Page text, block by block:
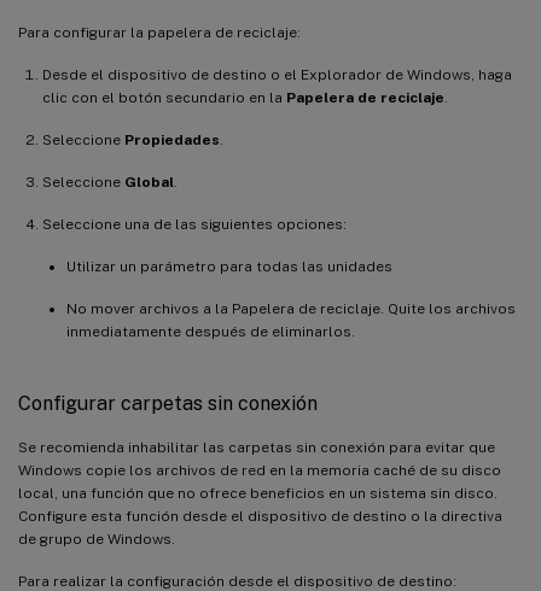
Para configurar la papelera de reciclaje:
Desde el dispositivo de destino o el Explorador de Windows, haga
clic con el botón secundario en la Papelera de reciclaje
Seleccione Propiedades
Seleccione Global
Seleccione una de las siguientes opciones:
Utilizar un parámetro para todas las unidades
No mover archivos a la Papelera de reciclaje. Quite los archivos
inmediatamente después de eliminarlos.
Configurar carpetas sin conexión
Se recomienda inhabilitar las carpetas sin conexión para evitar que
Windows copie los archivos de red en la memoria caché de su disco
local, una función que no ofrece beneficios en un sistema sin disco.
Configure esta función desde el dispositivo de destino o la directiva
de grupo de Windows.
Para realizar la configuración desde el dispositivo de destino: